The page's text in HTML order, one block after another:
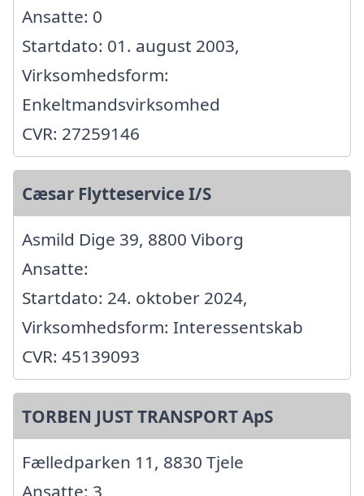
Ansatte: 0
Startdato: 01. august 2003,
Virksomhedsform:
Enkeltmandsvirksomhed
CVR: 27259146
Cæsar Flytteservice I/S
Asmild Dige 39, 8800 Viborg
Ansatte:
Startdato: 24. oktober 2024,
Virksomhedsform: Interessentskab
CVR: 45139093
TORBEN JUST TRANSPORT ApS
Fælledparken 11, 8830 Tjele
Ansatte: 3